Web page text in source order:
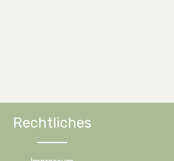
Rechtliches